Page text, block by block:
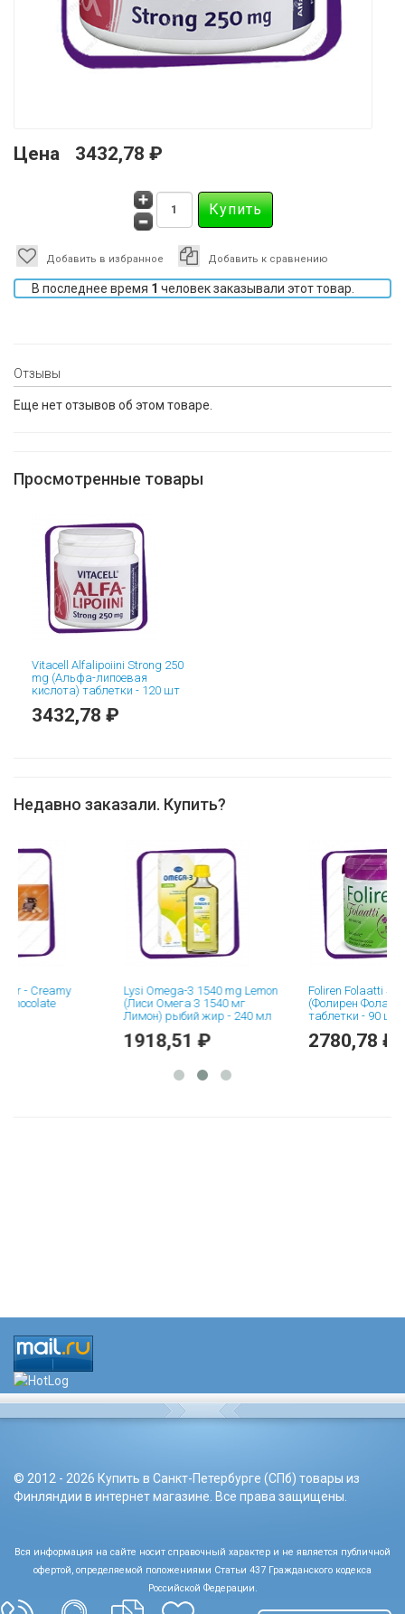
Цена 3432,78 ₽
Добавить в избранное Добавить к сравнению
В последнее время 1 человек заказывали этот товар.
Отзывы
Еще нет отзывов об этом товаре.
Просмотренные товары
Vitacell Alfalipoiini Strong 250
mg (Альфа-липоевая
кислота) таблетки - 120 шт
3432,78 ₽
Недавно заказали. Купить?
Lysi Omega-3 1540 mg Lemon
(Лиси Омега 3 1540 мг
Лимон) рыбий жир - 240 мл
1918,51 ₽
Foliren Folaatti 400
(Фолирен Фолаатти
таблетки - 90 шт
2780,78 ₽
© 2012 - 2026 Купить в Санкт-Петербурге (СПб) товары из
Финляндии в интернет магазине. Все права защищены.
Вся информация на сайте носит справочный характер и не является публичной
офертой, определяемой положениями Статьи 437 Гражданского кодекса
Российской Федерации.